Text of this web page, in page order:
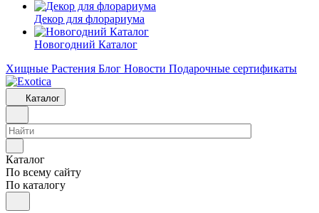
Декор для флорариума
Новогодний Каталог
Хищные Растения Блог Новости Подарочные сертификаты
Каталог
Каталог
По всему сайту
По каталогу